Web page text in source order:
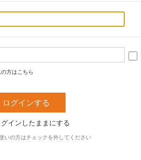
方はこちら
グインしたままにする
いの方はチェックを外してください